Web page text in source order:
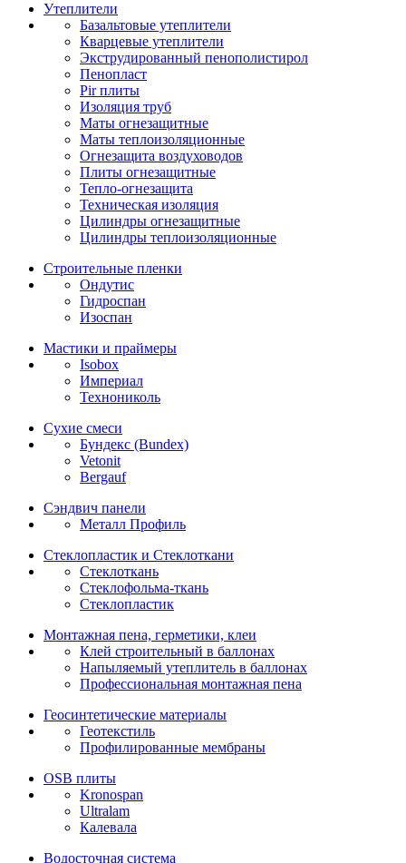
Утеплители
Базальтовые утеплители
Кварцевые утеплители
Экструдированный пенополистирол
Пенопласт
Pir плиты
Изоляция труб
Маты огнезащитные
Маты теплоизоляционные
Огнезащита воздуховодов
Плиты огнезащитные
Тепло-огнезащита
Техническая изоляция
Цилиндры огнезащитные
Цилиндры теплоизоляционные
Строительные пленки
Ондутис
Гидроспан
Изоспан
Мастики и праймеры
Isobox
Империал
Технониколь
Сухие смеси
Бундекс (Bundex)
Vetonit
Bergauf
Сэндвич панели
Металл Профиль
Стеклопластик и Стеклоткани
Стеклоткань
Стеклофольма-ткань
Стеклопластик
Монтажная пена, герметики, клеи
Клей строительный в баллонах
Напыляемый утеплитель в баллонах
Профессиональная монтажная пена
Геосинтетические материалы
Геотекстиль
Профилированные мембраны
OSB плиты
Kronospan
Ultralam
Калевала
Водосточная система